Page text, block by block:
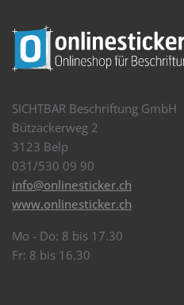
SICHTBAR Beschriftung GmbH
Bützackerweg 2
3123 Belp
031/530 09 90
info@onlinesticker.ch
www.onlinesticker.ch
Mo - Do: 8 bis 17.30
Fr: 8 bis 16.30